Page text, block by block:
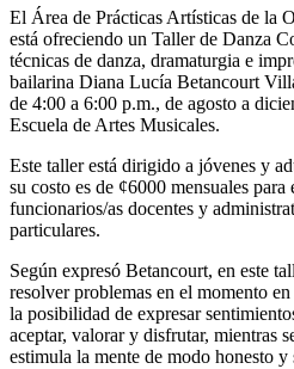
El Área de Prácticas Artísticas de la
está ofreciendo un Taller de Danza
técnicas de danza, dramaturgia e
bailarina Diana Lucía Betancourt
de 4:00 a 6:00 p.m., de agosto a
Escuela de Artes Musicales.
Este taller está dirigido a jóvenes y
su costo es de ¢6000 mensuales para
funcionarios/as docentes y
particulares.
Según expresó Betancourt, en este
resolver problemas en el momento
la posibilidad de expresar
aceptar, valorar y disfrutar, mientras
estimula la mente de modo honesto y